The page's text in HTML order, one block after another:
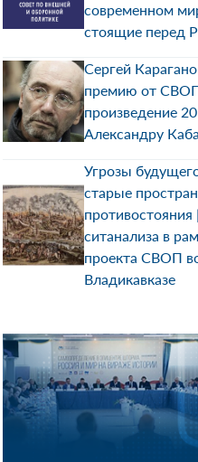
современном
стоящие перед
Сергей
премию от
произведение
Александру
Угрозы
старые
противостояния
ситанализа в
проекта СВОП
Владикавказе